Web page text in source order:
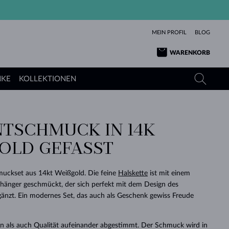
MEIN PROFIL BLOG
WARENKORB
RICHTIGEN
DURCHSEHEN
LIEBE
DURCHSEHEN
GELBGOLD
ROSÉGOLD
ANGEBOT
DURCHSEHEN
TANSANITE
TOPASE
TURMALINE
MOLDAVITESCHÖN
DURCHSEHEN
TURMALINE
MOLDAVITE
MINERALKETTEN
PERLEN ANHÄNGER
SIMPLEN
ARMBÄNDER
DURCHSEHEN
PERLEN
DURCHSEHEN
SAPHIRE
SMARAGDE
MOLDAVITE
MINERALIEN
KLENOTA
DURCHSEHEN
SCHENKEN
DURCHSEHEN
KOLLEKTIONEN
KOLLEKTIONEN
DURCHSEHEN
IN 14K
GEFASST
aus 14kt Weißgold. Die feine Halskette ist mit einem
geschmückt, der sich perfekt mit dem Design des
Ein modernes Set, das auch als Geschenk gewiss Freude
als auch Qualität aufeinander abgestimmt. Der Schmuck wird in